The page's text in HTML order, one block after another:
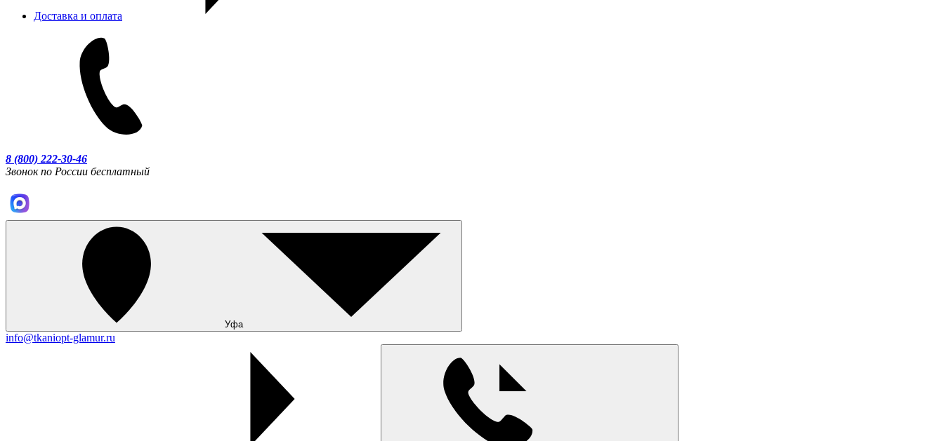
Доставка и оплата
8 (800) 222-30-46
Звонок по России бесплатный
Уфа
info@tkaniopt-glamur.ru